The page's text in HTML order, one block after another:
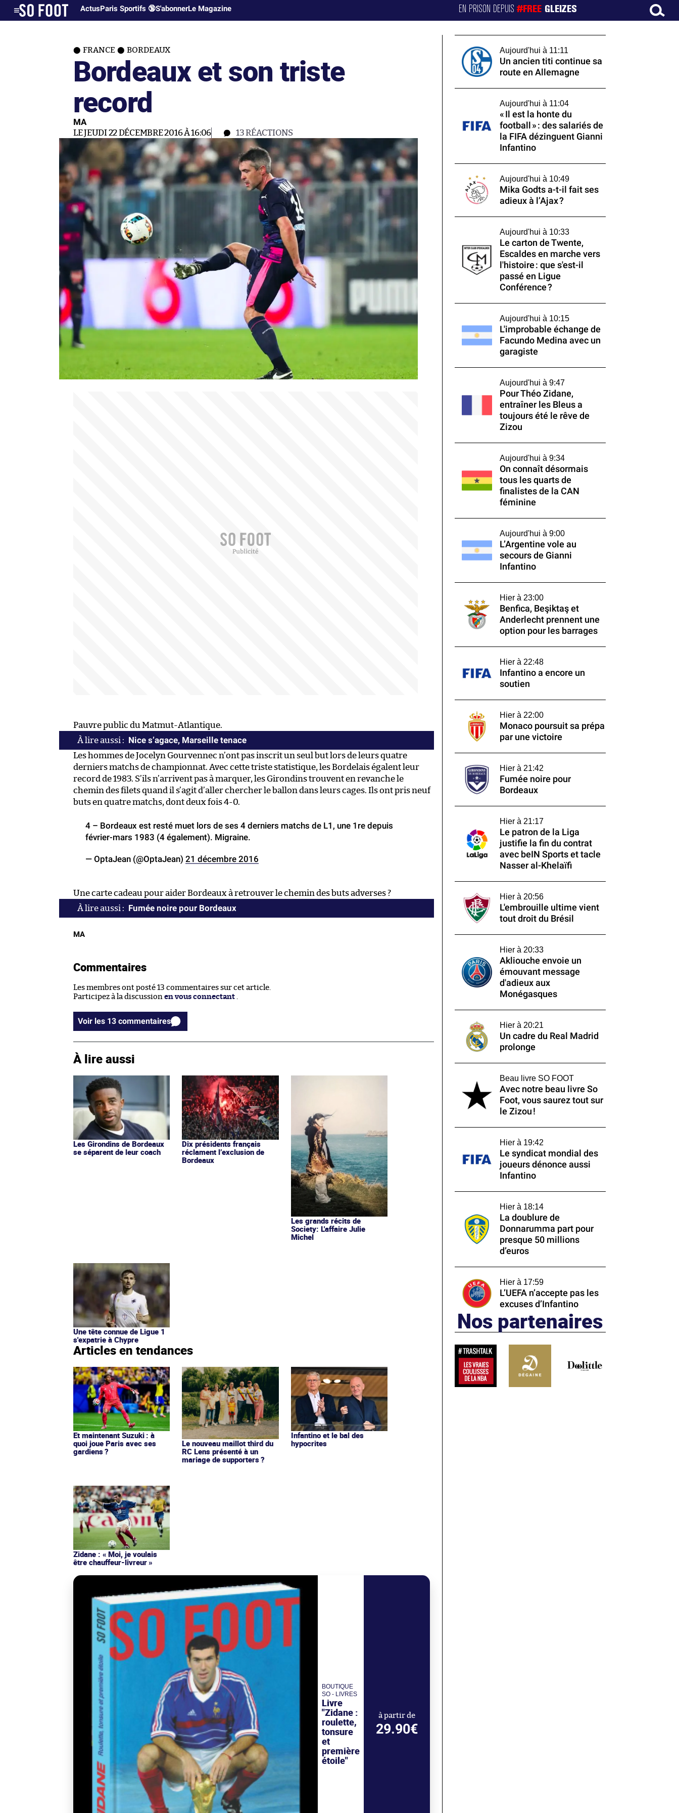
ActusParis Sportifs 🔞S'abonnerLe Magazine EN PRISON DEPUIS#FREE GLEIZES
FRANCE BORDEAUX
Bordeaux et son triste
record
MA
LE JEUDI 22 DÉCEMBRE 2016 À 16:06 13RÉACTIONS
Pauvre public du Matmut-Atlantique.
Nice s’agace, Marseille tenace
Les hommes de Jocelyn Gourvennec n’ont pas inscrit un seul but lors de leurs quatre
derniers matchs de championnat. Avec cette triste statistique, les Bordelais égalent leur
record de 1983. S’ils n’arrivent pas à marquer, les Girondins trouvent en revanche le
chemin des filets quand il s’agit d’aller chercher le ballon dans leurs cages. Ils ont pris neuf
buts en quatre matchs, dont deux fois 4-0.
4 – Bordeaux est resté muet lors de ses 4 derniers matchs de L1, une 1re depuis
février-mars 1983 (4 également). Migraine.
— OptaJean (@OptaJean) 21 décembre 2016
Une carte cadeau pour aider Bordeaux à retrouver le chemin des buts adverses ?
Fumée noire pour Bordeaux
MA
Commentaires
Les membres ont posté 13 commentaires sur cet article.
Participez à la discussion en vous connectant .
Voir les 13 commentaires
À lire aussi
Les Girondins de Bordeaux
se séparent de leur coach
Dix présidents français
réclament l’exclusion de
Bordeaux
Les grands récits de
Society: L'affaire Julie
Michel
Une tête connue de Ligue 1
s'expatrie à Chypre
Articles en tendances
Et maintenant Suzuki : à
quoi joue Paris avec ses
gardiens ?
Le nouveau maillot third du
RC Lens présenté à un
mariage de supporters ?
Infantino et le bal des
hypocrites
Zidane : « Moi, je voulais
être chauffeur-livreur »
BOUTIQUE
SO - LIVRES
Livre
"Zidane :
roulette,
tonsure
et
première
étoile"
à partir de
29.90€
Aujourd'hui à 11:11
Un ancien titi continue sa
route en Allemagne
Aujourd'hui à 11:04
« Il est la honte du
football » : des salariés de
la FIFA dézinguent Gianni
Infantino
Aujourd'hui à 10:49
Mika Godts a-t-il fait ses
adieux à l’Ajax ?
Aujourd'hui à 10:33
Le carton de Twente,
Escaldes en marche vers
l'histoire : que s'est-il
passé en Ligue
Conférence ?
Aujourd'hui à 10:15
L'improbable échange de
Facundo Medina avec un
garagiste
Aujourd'hui à 9:47
Pour Théo Zidane,
entraîner les Bleus a
toujours été le rêve de
Zizou
Aujourd'hui à 9:34
On connaît désormais
tous les quarts de
finalistes de la CAN
féminine
Aujourd'hui à 9:00
L’Argentine vole au
secours de Gianni
Infantino
Hier à 23:00
Benfica, Beşiktaş et
Anderlecht prennent une
option pour les barrages
Hier à 22:48
Infantino a encore un
soutien
Hier à 22:00
Monaco poursuit sa prépa
par une victoire
Hier à 21:42
Fumée noire pour
Bordeaux
Hier à 21:17
Le patron de la Liga
justifie la fin du contrat
avec beIN Sports et tacle
Nasser al-Khelaïfi
Hier à 20:56
L'embrouille ultime vient
tout droit du Brésil
Hier à 20:33
Akliouche envoie un
émouvant message
d'adieux aux
Monégasques
Hier à 20:21
Un cadre du Real Madrid
prolonge
Beau livre SO FOOT
Avec notre beau livre So
Foot, vous saurez tout sur
le Zizou !
Hier à 19:42
Le syndicat mondial des
joueurs dénonce aussi
Infantino
Hier à 18:14
La doublure de
Donnarumma part pour
presque 50 millions
d’euros
Hier à 17:59
L’UEFA n’accepte pas les
excuses d’Infantino
Nos partenaires